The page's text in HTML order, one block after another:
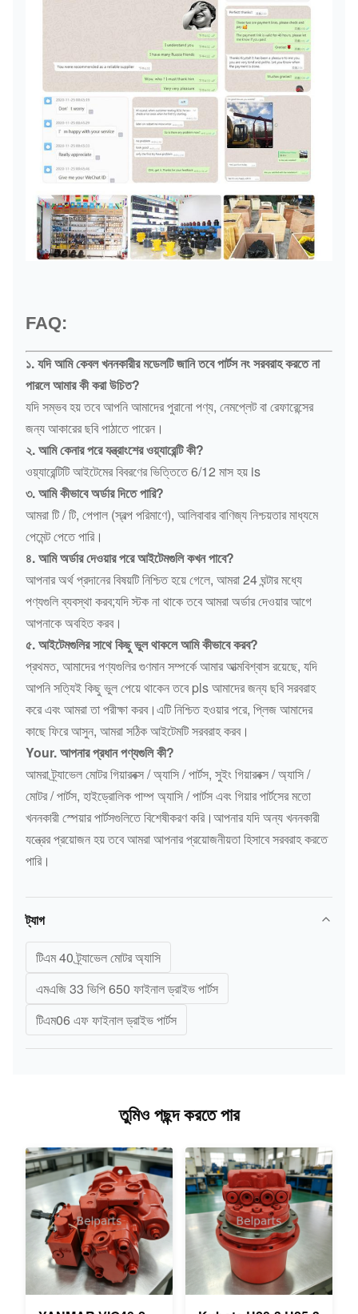
FAQ:
১. যদি আমি কেবল খননকারীর মডেলটি জানি তবে পার্টস নং সরবরাহ করতে না
পারলে আমার কী করা উচিত?
যদি সম্ভব হয় তবে আপনি আমাদের পুরানো পণ্য, নেমপ্লেট বা রেফারেন্সের
জন্য আকারের ছবি পাঠাতে পারেন।
২. আমি কেনার পরে যন্ত্রাংশের ওয়্যারেন্টি কী?
ওয়্যারেন্টিটি আইটেমের বিবরণের ভিত্তিতে 6/12 মাস হয় is
৩. আমি কীভাবে অর্ডার দিতে পারি?
আমরা টি / টি, পেপাল (স্বল্প পরিমাণে), আলিবাবার বাণিজ্য নিশ্চয়তার মাধ্যমে
পেমেন্ট পেতে পারি।
৪. আমি অর্ডার দেওয়ার পরে আইটেমগুলি কখন পাবে?
আপনার অর্থ প্রদানের বিষয়টি নিশ্চিত হয়ে গেলে, আমরা 24 ঘন্টার মধ্যে
পণ্যগুলি ব্যবস্থা করব;যদি স্টক না থাকে তবে আমরা অর্ডার দেওয়ার আগে
আপনাকে অবহিত করব।
৫. আইটেমগুলির সাথে কিছু ভুল থাকলে আমি কীভাবে করব?
প্রথমত, আমাদের পণ্যগুলির গুণমান সম্পর্কে আমার আত্মবিশ্বাস রয়েছে, যদি
আপনি সত্যিই কিছু ভুল পেয়ে থাকেন তবে pls আমাদের জন্য ছবি সরবরাহ
করে এবং আমরা তা পরীক্ষা করব।এটি নিশ্চিত হওয়ার পরে, প্লিজ আমাদের
কাছে ফিরে আসুন, আমরা সঠিক আইটেমটি সরবরাহ করব।
Your. আপনার প্রধান পণ্যগুলি কী?
আমরা ট্র্যাভেল মোটর গিয়ারবক্স / অ্যাসি / পার্টস, সুইং গিয়ারবক্স / অ্যাসি /
মোটর / পার্টস, হাইড্রোলিক পাম্প অ্যাসি / পার্টস এবং গিয়ার পার্টসের মতো
খননকারী স্পেয়ার পার্টসগুলিতে বিশেষীকরণ করি।আপনার যদি অন্য খননকারী
যন্ত্রের প্রয়োজন হয় তবে আমরা আপনার প্রয়োজনীয়তা হিসাবে সরবরাহ করতে
পারি।
ট্যাগ
টিএম 40 ট্র্যাভেল মোটর অ্যাসি
এমএজি 33 ভিপি 650 ফাইনাল ড্রাইভ পার্টস
টিএম06 এফ ফাইনাল ড্রাইভ পার্টস
তুমিও পছন্দ করতে পার